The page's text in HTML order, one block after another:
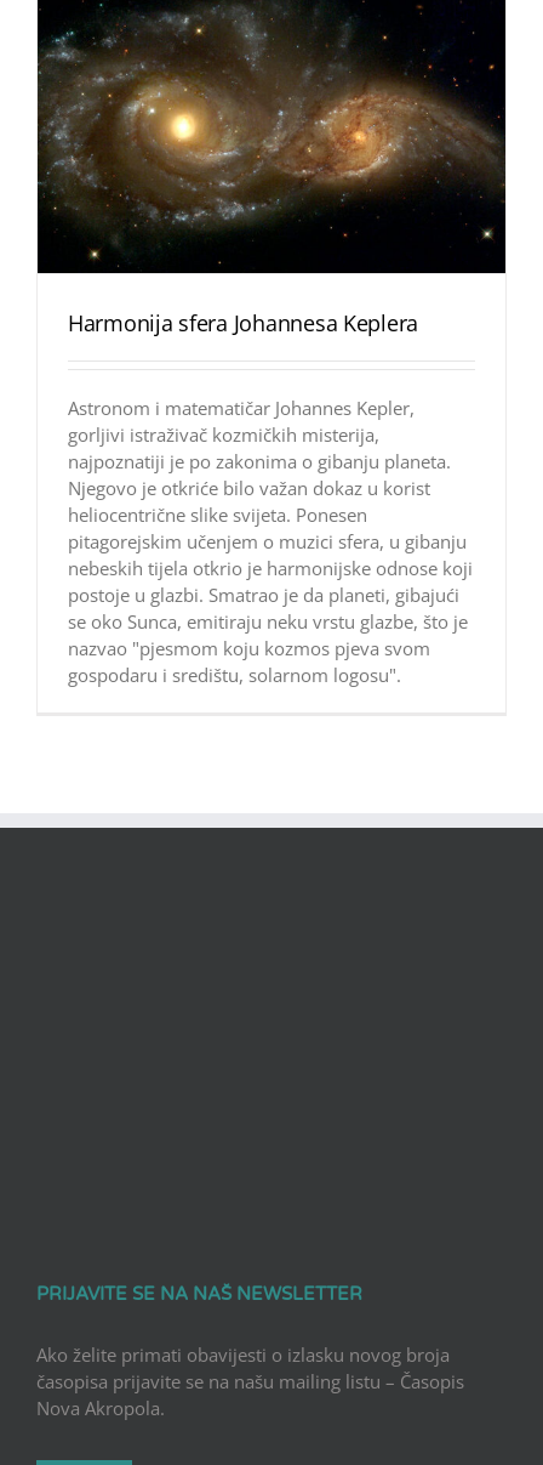
Harmonija sfera Johannesa Keplera
Astronom i matematičar Johannes Kepler,
gorljivi istraživač kozmičkih misterija,
najpoznatiji je po zakonima o gibanju planeta.
Njegovo je otkriće bilo važan dokaz u korist
heliocentrične slike svijeta. Ponesen
pitagorejskim učenjem o muzici sfera, u gibanju
nebeskih tijela otkrio je harmonijske odnose koji
postoje u glazbi. Smatrao je da planeti, gibajući
se oko Sunca, emitiraju neku vrstu glazbe, što je
nazvao "pjesmom koju kozmos pjeva svom
gospodaru i središtu, solarnom logosu".
PRIJAVITE SE NA NAŠ NEWSLETTER
Ako želite primati obavijesti o izlasku novog broja
časopisa prijavite se na našu mailing listu – Časopis
Nova Akropola.